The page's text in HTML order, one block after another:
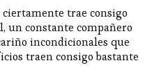
trae consigo
un constante compañero
incondicionales que
traen consigo bastante